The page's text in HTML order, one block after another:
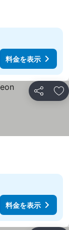
料金を表示
シェア お
料金を表示